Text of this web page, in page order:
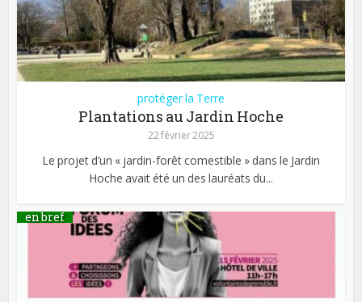
protéger la Terre
Plantations au Jardin Hoche
22 février 2025
Le projet d’un « jardin-forêt comestible » dans le Jardin
Hoche avait été un des lauréats du...
en bref